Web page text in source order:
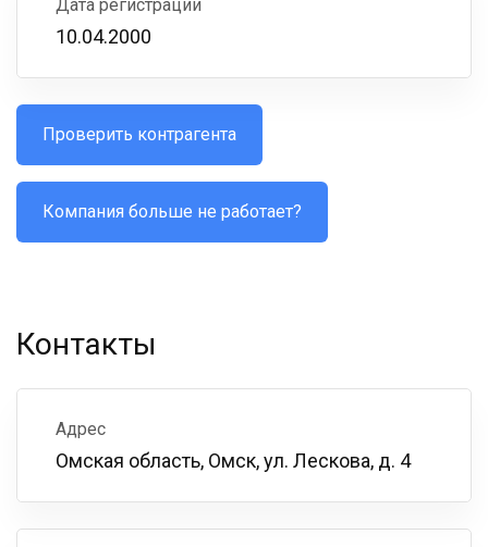
Дата регистрации
10.04.2000
Проверить контрагента
Компания больше не работает?
Контакты
Адрес
Омская область, Омск, ул. Лескова, д. 4